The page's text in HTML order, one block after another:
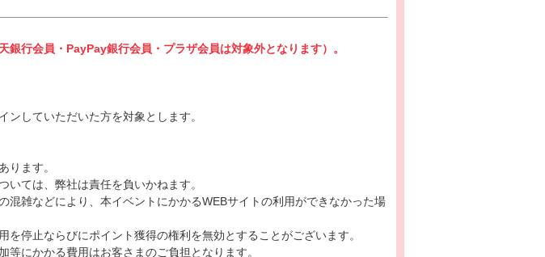
行会員・PayPay銀行会員・プラザ会員は対象外となります）。
していただいた方を対象とします。
ります。
ては、弊社は責任を負いかねます。
雑などにより、本イベントにかかるWEBサイトの利用ができなかった場
停止ならびにポイント獲得の権利を無効とすることがございます。
にかかる費用はお客さまのご負担となります。